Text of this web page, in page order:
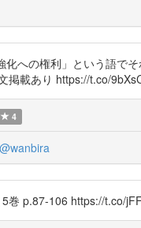
への権利」という語で
掲載あり https://t.co/
4
@wanbira
巻 p.87-106 https://t.co/